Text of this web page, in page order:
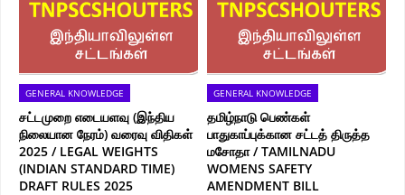
GENERAL KNOWLEDGE
சட்டமுறை எடையளவு (இந்திய
நிலையான நேரம்) வரைவு விதிகள்
2025 / LEGAL WEIGHTS
(INDIAN STANDARD TIME)
DRAFT RULES 2025
GENERAL KNOWLEDGE
தமிழ்நாடு பெண்கள்
பாதுகாப்புக்கான சட்டத் திருத்த
மசோதா / TAMILNADU
WOMENS SAFETY
AMENDMENT BILL